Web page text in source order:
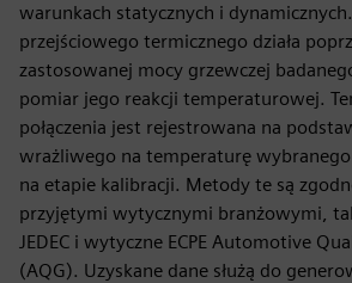
warunkach statycznych i
przejściowego termicznego działa
zastosowanej mocy grzewczej
pomiar jego reakcji temperaturowej.
połączenia jest rejestrowana na
wrażliwego na temperaturę
na etapie kalibracji. Metody te są
przyjętymi wytycznymi branżowymi,
JEDEC i wytyczne ECPE Automotive
(AQG). Uzyskane dane służą do